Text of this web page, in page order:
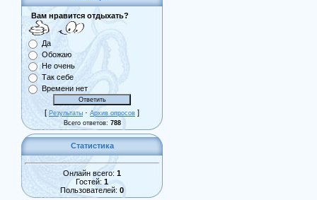
Вам нравится отдыхать?
Да
Обожаю
Не очень
Так себе
Времени нет
[ Результаты · Архив опросов ]
Всего ответов: 788
Статистика
Онлайн всего: 1
Гостей: 1
Пользователей: 0